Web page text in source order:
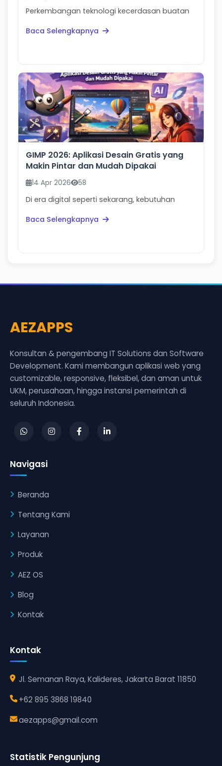
Perkembangan teknologi kecerdasan buatan
perubahan besar ...
Baca Selengkapnya
GIMP 2026: Aplikasi Desain Gratis yang
Makin Pintar dan Mudah Dipakai
14 Apr 2026 58
Di era digital seperti sekarang, kebutuhan
saja. Mulai ...
Baca Selengkapnya
AEZAPPS
Konsultan & pengembang IT Solutions dan Software
Development. Kami membangun aplikasi web yang
customizable, responsive, fleksibel, dan aman untuk
UKM, perusahaan, hingga instansi pemerintah di
seluruh Indonesia.
Navigasi
Beranda
Tentang Kami
Layanan
Produk
AEZ OS
Blog
Kontak
Kontak
Jl. Semanan Raya, Kalideres, Jakarta Barat 11850
+62 895 3868 19840
aezapps@gmail.com
Statistik Pengunjung